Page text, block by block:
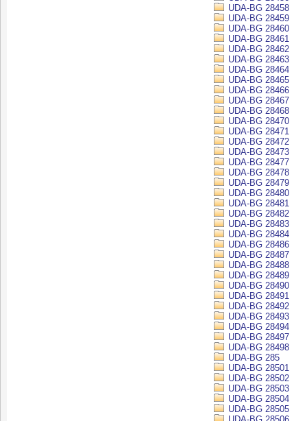
UDA-BG 28458
UDA-BG 28459
UDA-BG 28460
UDA-BG 28461
UDA-BG 28462
UDA-BG 28463
UDA-BG 28464
UDA-BG 28465
UDA-BG 28466
UDA-BG 28467
UDA-BG 28468
UDA-BG 28470
UDA-BG 28471
UDA-BG 28472
UDA-BG 28473
UDA-BG 28477
UDA-BG 28478
UDA-BG 28479
UDA-BG 28480
UDA-BG 28481
UDA-BG 28482
UDA-BG 28483
UDA-BG 28484
UDA-BG 28486
UDA-BG 28487
UDA-BG 28488
UDA-BG 28489
UDA-BG 28490
UDA-BG 28491
UDA-BG 28492
UDA-BG 28493
UDA-BG 28494
UDA-BG 28497
UDA-BG 28498
UDA-BG 285
UDA-BG 28501
UDA-BG 28502
UDA-BG 28503
UDA-BG 28504
UDA-BG 28505